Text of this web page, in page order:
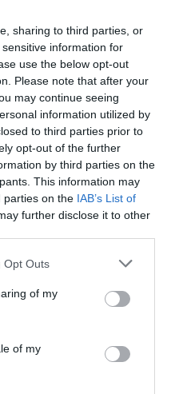
sharing to third parties, or
information for
use the below opt-out
Please note that after your
may continue seeing
information utilized by
to third parties prior to
opt-out of the further
by third parties on the
This information may
parties on the IAB’s List of
further disclose it to other
uses one or more Google
behaviour. You may click to
and its third-party tags to
purposes in below Google
Opt Outs
of my
of my
Ουγγαρία με
την Ουγγαρία για το
παίκτες του
αλλά έμεινε εκτός